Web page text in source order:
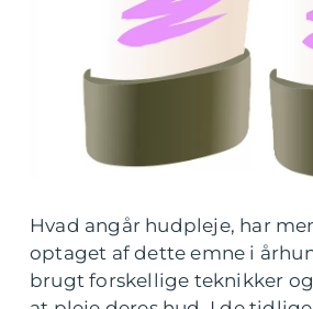
Hvad angår hudpleje, har
optaget af dette emne i
brugt forskellige teknikker